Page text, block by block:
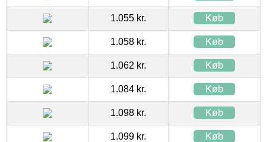
1.055 kr. Køb
1.058 kr. Køb
1.062 kr. Køb
1.084 kr. Køb
1.098 kr. Køb
1.099 kr. Køb